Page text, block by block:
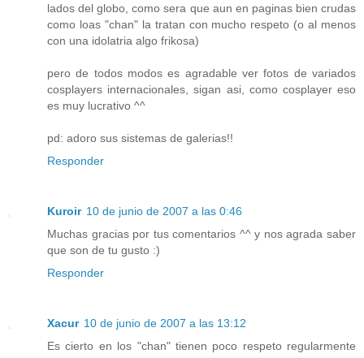
lados del globo, como sera que aun en paginas bien crudas
como loas "chan" la tratan con mucho respeto (o al menos
con una idolatria algo frikosa)
pero de todos modos es agradable ver fotos de variados
cosplayers internacionales, sigan asi, como cosplayer eso
es muy lucrativo ^^
pd: adoro sus sistemas de galerias!!
Responder
Kuroir 10 de junio de 2007 a las 0:46
Muchas gracias por tus comentarios ^^ y nos agrada saber
que son de tu gusto :)
Responder
Xacur 10 de junio de 2007 a las 13:12
Es cierto en los "chan" tienen poco respeto regularmente